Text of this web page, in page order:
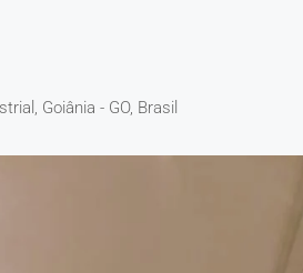
Goiânia - GO, Brasil